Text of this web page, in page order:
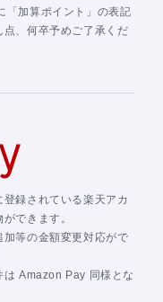
加算ポイント」の表記
、何卒予めご了承くだ
録されている楽天アカ
できます。
等の金額変更対応がで
Amazon Pay 同様とな